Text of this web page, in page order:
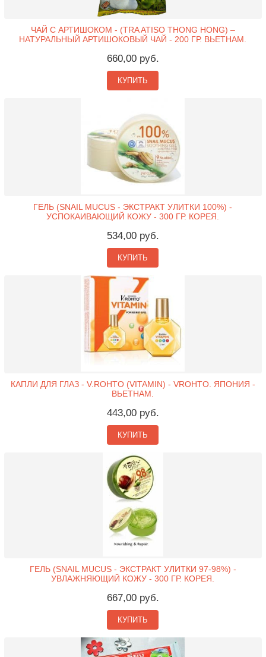
ЧАЙ С АРТИШОКОМ - (TRA ATISO THONG HONG) –
НАТУРАЛЬНЫЙ АРТИШОКОВЫЙ ЧАЙ - 200 ГР. ВЬЕТНАМ.
660,00 руб.
КУПИТЬ
ГЕЛЬ (SNAIL MUCUS - ЭКСТРАКТ УЛИТКИ 100%) -
УСПОКАИВАЮЩИЙ КОЖУ - 300 ГР. КОРЕЯ.
534,00 руб.
КУПИТЬ
КАПЛИ ДЛЯ ГЛАЗ - V.ROHTO (VITAMIN) - VROHTO. ЯПОНИЯ -
ВЬЕТНАМ.
443,00 руб.
КУПИТЬ
ГЕЛЬ (SNAIL MUCUS - ЭКСТРАКТ УЛИТКИ 97-98%) -
УВЛАЖНЯЮЩИЙ КОЖУ - 300 ГР. КОРЕЯ.
667,00 руб.
КУПИТЬ